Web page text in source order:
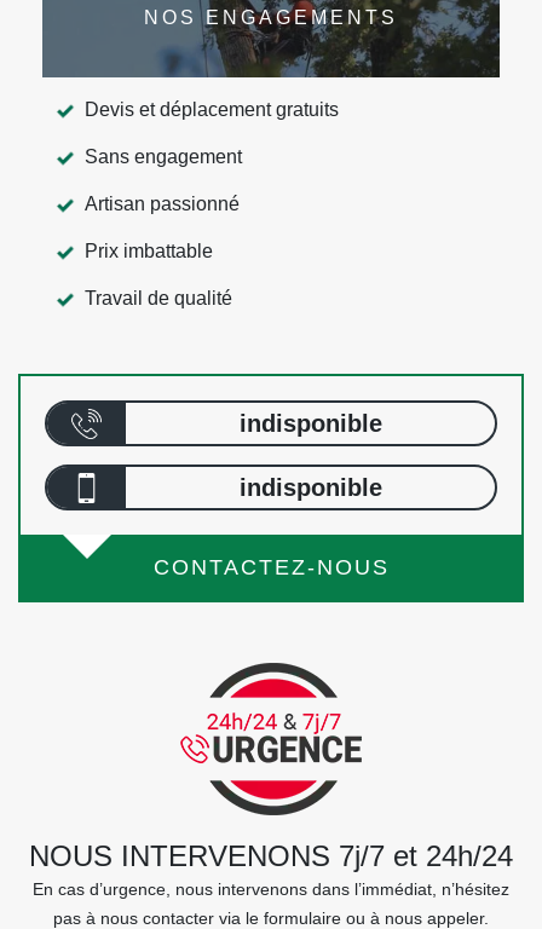
NOS ENGAGEMENTS
Devis et déplacement gratuits
Sans engagement
Artisan passionné
Prix imbattable
Travail de qualité
indisponible
indisponible
CONTACTEZ-NOUS
NOUS INTERVENONS 7j/7 et 24h/24
En cas d’urgence, nous intervenons dans l’immédiat, n’hésitez
pas à nous contacter via le formulaire ou à nous appeler.